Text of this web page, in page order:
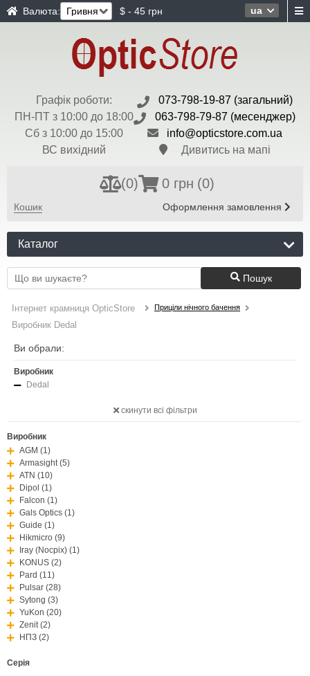
ua
Валюта: $ - 45 грн
Графік роботи:
ПН-ПТ з 10:00 до 18:00
Сб з 10:00 до 15:00
ВС вихідний
073-798-19-87 (загальний)
063-798-79-87 (месенджер)
info@opticstore.com.ua
Дивитись на мапі
(0) 0 грн (0)
Кошик Оформлення замовлення
Каталог
Пошук
Інтернет крамниця OpticStore Приціли нічного бачення
Виробник Dedal
Ви обрали:
Виробник
Dedal
скинути всі фільтри
Виробник
AGM (1)
Armasight (5)
ATN (10)
Dipol (1)
Falcon (1)
Gals Optics (1)
Guide (1)
Hikmicro (9)
Iray (Nocpix) (1)
KONUS (2)
Pard (11)
Pulsar (28)
Sytong (3)
YuKon (20)
Zenit (2)
НПЗ (2)
Серія